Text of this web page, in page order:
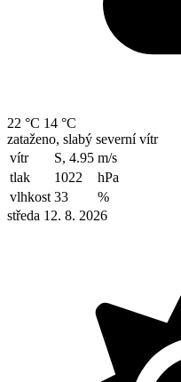
22 °C 14 °C
zataženo, slabý severní vítr
vítr
S, 4.95 m/s
tlak
1022
hPa
vlhkost 33
%
středa 12. 8. 2026